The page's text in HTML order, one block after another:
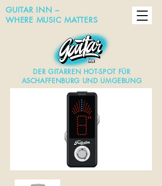
DER GITARREN HOT-SPOT FÜR
ASCHAFFENBURG UND UMGEBUNG
GUITAR INN –
WHERE MUSIC MATTERS